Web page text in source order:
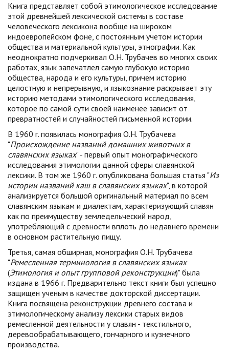
Книга представляет собой этимологическое исследование
этой древнейшей лексической системы в составе
человеческого лексикона вообще на широком
индоевропейском фоне, с постоянным учетом истории
общества и материальной культуры, этнографии. Как
неоднократно подчеркивал О.Н. Трубачев во многих своих
работах, язык запечатлел самую глубокую историю
общества, народа и его культуры, причем историю
целостную и непрерывную, и языкознание раскрывает эту
историю методами этимологического исследования,
которое по самой сути своей наименее зависит от
превратностей и случайностей письменной истории.
В 1960 г. появилась монография О.Н. Трубачева
"Происхождение названий домашних животных в
славянских языках" - первый опыт монографического
исследования этимологии данной сферы славянской
лексики. В том же 1960 г. опубликована большая статья "Из
истории названий каш в славянских языках", в которой
анализируется большой оригинальный материал по всем
славянским языкам и диалектам, характеризующий славян
как по преимуществу земледельческий народ,
употребляющий с древности вплоть до недавнего времени
в основном растительную пищу.
Третья, самая обширная, монография О.Н. Трубачева
"Ремесленная терминология в славянских языках
(Этимология и опыт групповой реконструкции)" была
издана в 1966 г. Предварительно текст книги был успешно
защищен ученым в качестве докторской диссертации.
Книга посвящена реконструкции древнего состава и
этимологическому анализу лексики старых видов
ремесленной деятельности у славян - текстильного,
деревообрабатывающего, гончарного и кузнечного
производства.